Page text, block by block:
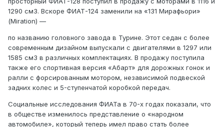
1290 см3. Вскоре ФИАТ-124 заменили на «131 Мирафьори»
(Miration) —
по названию головного завода в Турине. Этот седан с более
современным дизайном выпускали с двигателями в 1297 или
1585 см3 в различных комплектациях. В продажу поступила
также его спортивная версия «Абарт» для дорожных гонок и
ралли с форсированным мотором, независимой подвеской
задних колес и 5-ступенчатой коробкой передач.
Социальные исследования ФИАТа в 70-х годах показали, что
в обществе изменилось представление о «народном
автомобиле», который теперь имел право стать более